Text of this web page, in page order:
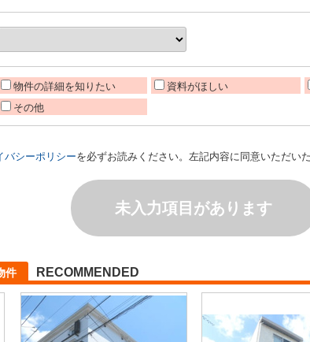
物件の詳細を知りたい 資料がほしい
その他
バシーポリシーを必ずお読みください。左記内容に同意いただい
未入力項目があります
件 RECOMMENDED